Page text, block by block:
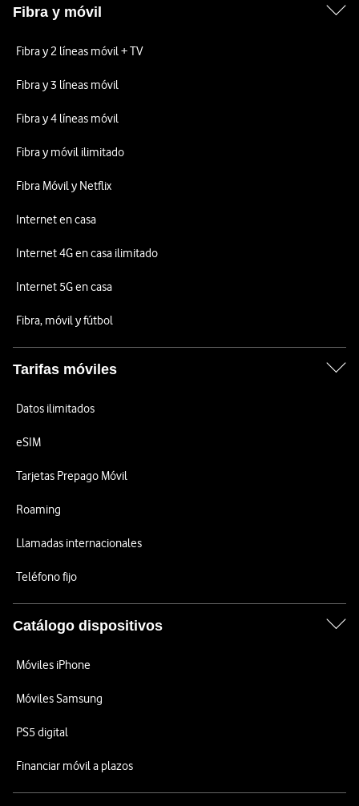
Fibra y móvil
Fibra y 2 líneas móvil + TV
Fibra y 3 líneas móvil
Fibra y 4 líneas móvil
Fibra y móvil ilimitado
Fibra Móvil y Netflix
Internet en casa
Internet 4G en casa ilimitado
Internet 5G en casa
Fibra, móvil y fútbol
Tarifas móviles
Datos ilimitados
eSIM
Tarjetas Prepago Móvil
Roaming
Llamadas internacionales
Teléfono fijo
Catálogo dispositivos
Móviles iPhone
Móviles Samsung
PS5 digital
Financiar móvil a plazos